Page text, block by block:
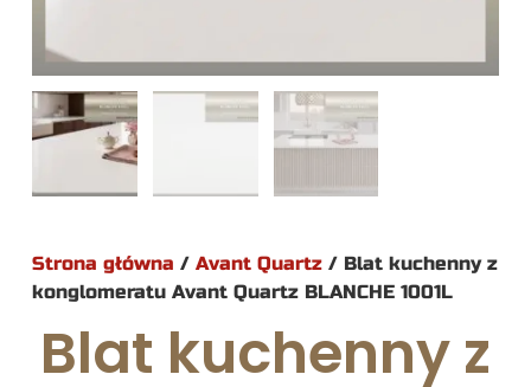
Strona główna / Avant Quartz/ Blat kuchenny z
konglomeratu Avant Quartz BLANCHE 1001L
Blat kuchenny z